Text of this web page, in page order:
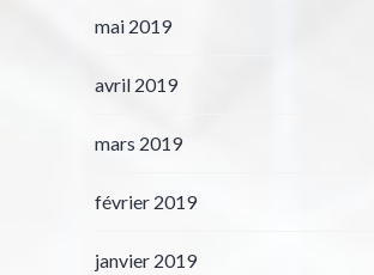
mai 2019
avril 2019
mars 2019
février 2019
janvier 2019